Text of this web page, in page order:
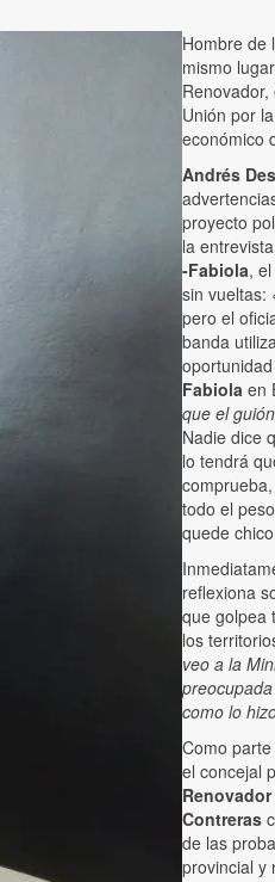
Hombre de
mismo
Unión por
económico
Andrés
proyecto
la
-Fabiola,
sin vueltas:
pero el
banda
Fabiola en
que el
Nadie dice
lo tendrá
todo el
quede
reflexiona
que golpea
los
veo a la
como lo
Como
el concejal
Renovador
Contreras
de las
provincial y